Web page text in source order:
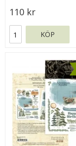
110 kr
KÖP